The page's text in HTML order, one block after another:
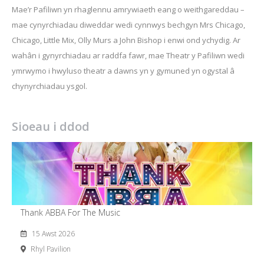
Mae’r Pafiliwn yn rhaglennu amrywiaeth eang o weithgareddau –
mae cynyrchiadau diweddar wedi cynnwys bechgyn Mrs Chicago,
Chicago, Little Mix, Olly Murs a John Bishop i enwi ond ychydig. Ar
wahân i gynyrchiadau ar raddfa fawr, mae Theatr y Pafiliwn wedi
ymrwymo i hwyluso theatr a dawns yn y gymuned yn ogystal â
chynyrchiadau ysgol.
Sioeau i ddod
Thank ABBA For The Music
15 Awst 2026
Rhyl Pavilion